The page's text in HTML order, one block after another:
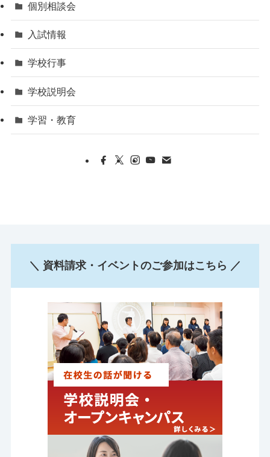
個別相談会
入試情報
学校行事
学校説明会
学習・教育
＼ 資料請求・イベントのご参加はこちら ／